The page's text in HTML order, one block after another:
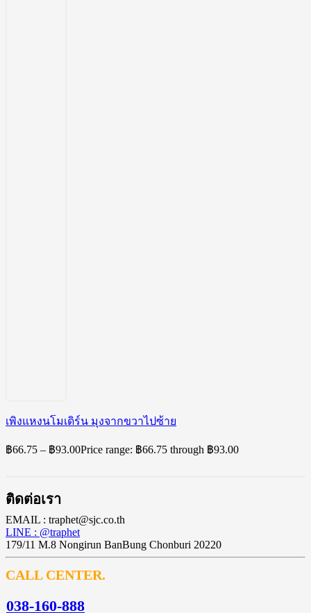
เพิงแหงนโมเดิร์น มุงจากขวาไปซ้าย
฿66.75 – ฿93.00Price range: ฿66.75 through ฿93.00
ติดต่อเรา
EMAIL : traphet@sjc.co.th
LINE : @traphet
179/11 M.8 Nongirun BanBung Chonburi 20220
CALL CENTER.
038-160-888